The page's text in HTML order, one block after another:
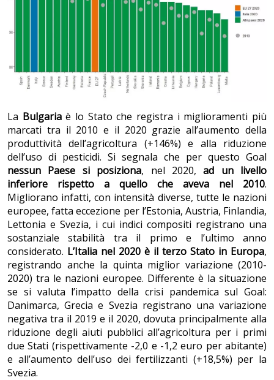
La Bulgariaè lo Stato che registra i miglioramenti più
marcati tra il 2010 e il 2020 grazie all’aumento della
produttività dell’agricoltura (+146%) e alla riduzione
dell’uso di pesticidi. Si segnala che per questo Goal
nessun Paese si posiziona, nel 2020,ad un livello
inferiore rispetto a quello che aveva nel 2010.
Migliorano infatti, con intensità diverse, tutte le nazioni
europee, fatta eccezione per l’Estonia, Austria, Finlandia,
Lettonia e Svezia, i cui indici compositi registrano una
sostanziale stabilità tra il primo e l’ultimo anno
considerato. L’Italia nel 2020 è il terzo Stato in Europa,
registrando anche la quinta miglior variazione (2010-
2020) tra le nazioni europee. Differente è la situazione
se si valuta l’impatto della crisi pandemica sul Goal:
Danimarca, Grecia e Svezia registrano una variazione
negativa tra il 2019 e il 2020, dovuta principalmente alla
riduzione degli aiuti pubblici all’agricoltura per i primi
due Stati (rispettivamente -2,0 e -1,2 euro per abitante)
e all’aumento dell’uso dei fertilizzanti (+18,5%) per la
Svezia.